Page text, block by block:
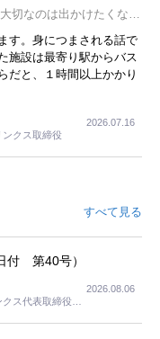
高級外車が停まっている
たそうです。今回の記
切なのは出かけたくなる
す。身につまされる話で
施設は最寄り駅からバス
だと、１時間以上かかり
その施設を選択したので
。シニアの住まい選び
の便も考えない外池ない
ンクス取締役
2026.07.16
すべて見る
付 第40号）
ス代表取締役社
2026.08.06